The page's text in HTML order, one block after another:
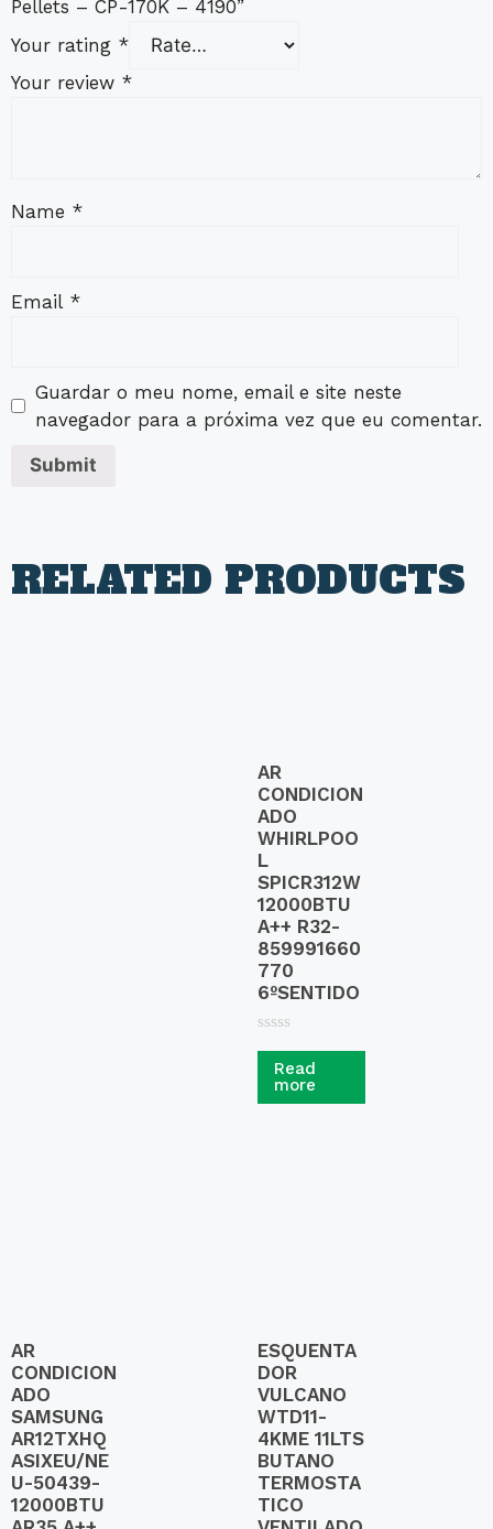
Pellets – CP-170K – 4190”
Your rating *
Your review *
Name *
Email *
Guardar o meu nome, email e site neste
navegador para a próxima vez que eu comentar.
RELATED PRODUCTS
AR
CONDICION
ADO
WHIRLPOO
L
SPICR312W
12000BTU
A++ R32-
859991660
770
6ºSENTIDO
d
Read
more
AR
CONDICION
ADO
SAMSUNG
AR12TXHQ
ASIXEU/NE
U-50439-
12000BTU
ESQUENTA
DOR
VULCANO
WTD11-
4KME 11LTS
BUTANO
TERMOSTA
TICO